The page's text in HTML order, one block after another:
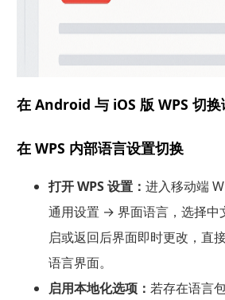
在 Android 与 iOS 版 WPS 切换
在 WPS 内部语言设置切换
打开 WPS 设置： 进入移动端
通用设置 → 界面语言，选择中
启或返回后界面即时更改，直
语言界面。
启用本地化选项： 若存在语言